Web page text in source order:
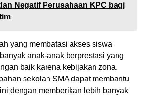
Negatif Perusahaan KPC bagj
yang membatasi akses siswa
anak-anak berprestasi yang
baik karena kebijakan zona.
sekolah SMA dapat membantu
dengan memberikan lebih banyak